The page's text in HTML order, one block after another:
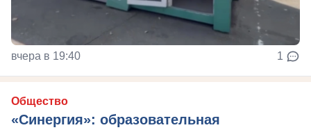
вчера в 19:40 1
Общество
«Синергия»: образовательная